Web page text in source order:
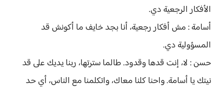
الأفكار الرجعية دي.
أسامة : مش أفكار رجعية، أنا بجد خايف ما أكونش قد
المسؤولية دي.
حسن : لا، إنت قدها وقدود. طالما سترتها، ربنا يديك على قد
نيتك يا أسامة. واحنا كلنا معاك، واتكلمنا مع الناس، أي حد